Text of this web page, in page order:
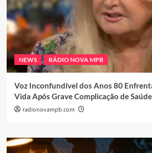
NEWS RÁDIO NOVA MPB
Voz Inconfundível dos Anos 80
Vida Após Grave Complicação de Saúde
radionovampb.com